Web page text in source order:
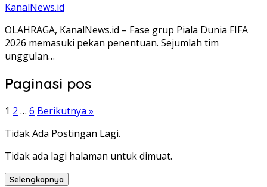
KanalNews.id
OLAHRAGA, KanalNews.id – Fase grup Piala Dunia FIFA
2026 memasuki pekan penentuan. Sejumlah tim
unggulan…
Paginasi pos
1 2 … 6 Berikutnya »
Tidak Ada Postingan Lagi.
Tidak ada lagi halaman untuk dimuat.
Selengkapnya